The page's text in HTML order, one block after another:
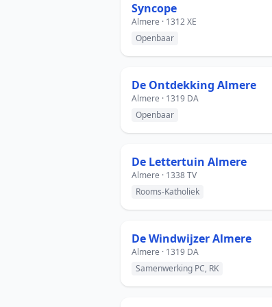
Syncope
Almere · 1312 XE
Openbaar
De Ontdekking Almere
Almere · 1319 DA
Openbaar
De Lettertuin Almere
Almere · 1338 TV
Rooms-Katholiek
De Windwijzer Almere
Almere · 1319 DA
Samenwerking PC, RK